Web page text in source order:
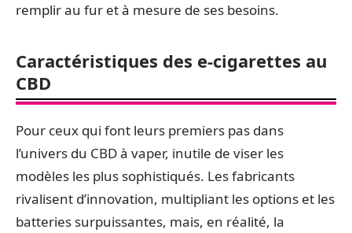
remplir au fur et à mesure de ses besoins.
Caractéristiques des e-cigarettes au
CBD
Pour ceux qui font leurs premiers pas dans
l’univers du CBD à vaper, inutile de viser les
modèles les plus sophistiqués. Les fabricants
rivalisent d’innovation, multipliant les options et les
batteries surpuissantes, mais, en réalité, la